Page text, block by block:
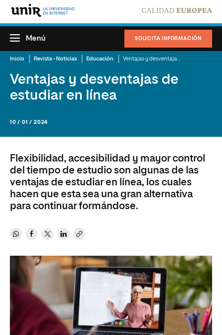
SOLICITA INFORMACIÓN
Menú
Inicio Revista - Noticias Educación
Ventajas y desventajas de
estudiar en línea
10 / 01 / 2024
Flexibilidad, accesibilidad y mayor control
del tiempo de estudio son algunas de las
ventajas de estudiar en línea, los cuales
hacen que esta sea una gran alternativa
para continuar formándose.